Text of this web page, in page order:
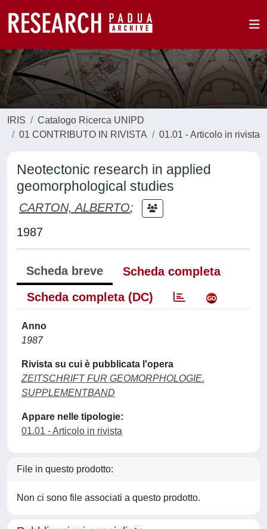
IRIS
Catalogo Ricerca UNIPD
01 CONTRIBUTO IN RIVISTA
01.01 - Articolo in rivista
Neotectonic research in applied
geomorphological studies
CARTON, ALBERTO;
1987
Scheda breve
Scheda completa
Scheda completa (DC)
Anno
1987
Rivista su cui è pubblicata l'opera
ZEITSCHRIFT FUR GEOMORPHOLOGIE.
SUPPLEMENTBAND
Appare nelle tipologie:
01.01 - Articolo in rivista
File in questo prodotto:
Non ci sono file associati a questo prodotto.